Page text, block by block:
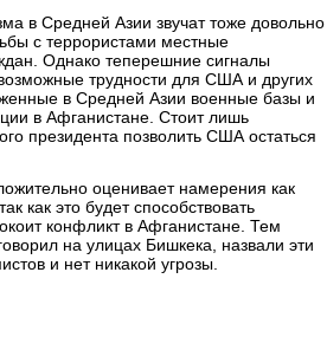
в Средней Азии звучат тоже довольно
с террористами местные
Однако теперешние сигналы
трудности для США и других
в Средней Азии военные базы и
в Афганистане. Стоит лишь
президента позволить США остаться
оценивает намерения как
как это будет способствовать
конфликт в Афганистане. Тем
на улицах Бишкека, назвали эти
и нет никакой угрозы.